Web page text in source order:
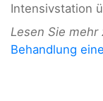
Intensivstation
Lesen Sie
Behandlung